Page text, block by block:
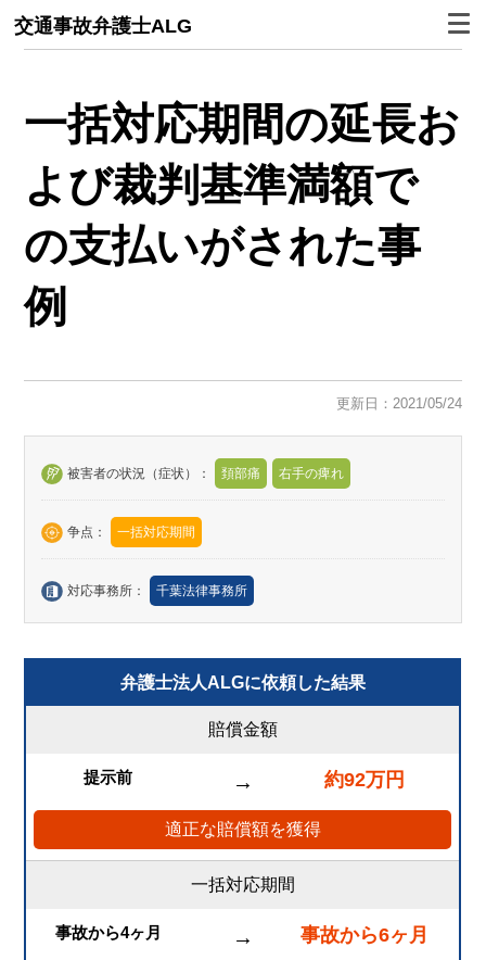
交通事故弁護士ALG
一括対応期間の延長お
よび裁判基準満額で
の支払いがされた事
例
更新日：2021/05/24
被害者の状況（症状）： 頚部痛 右手の痺れ
争点： 一括対応期間
対応事務所： 千葉法律事務所
弁護士法人ALGに依頼した結果
賠償金額
提示前 → 約92万円
適正な賠償額を獲得
一括対応期間
事故から4ヶ月 → 事故から6ヶ月